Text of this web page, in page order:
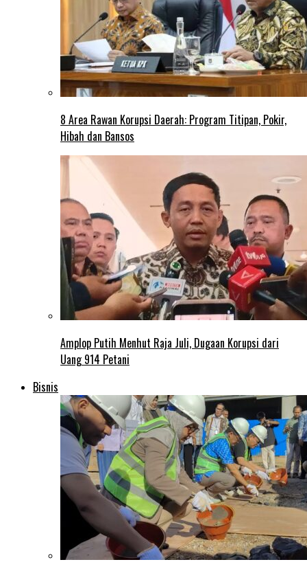
8 Area Rawan Korupsi Daerah: Program Titipan, Pokir,
Hibah dan Bansos
Amplop Putih Menhut Raja Juli, Dugaan Korupsi dari
Uang 914 Petani
Bisnis